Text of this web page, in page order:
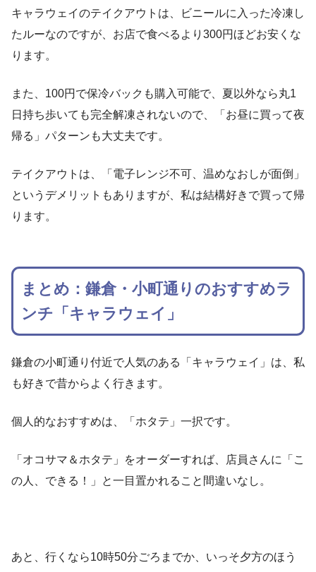
キャラウェイのテイクアウトは、ビニールに入った冷凍し
たルーなのですが、お店で食べるより300円ほどお安くな
ります。
また、100円で保冷バックも購入可能で、夏以外なら丸1
日持ち歩いても完全解凍されないので、「お昼に買って夜
帰る」パターンも大丈夫です。
テイクアウトは、「電子レンジ不可、温めなおしが面倒」
というデメリットもありますが、私は結構好きで買って帰
ります。
まとめ：鎌倉・小町通りのおすすめラ
ンチ「キャラウェイ」
鎌倉の小町通り付近で人気のある「キャラウェイ」は、私
も好きで昔からよく行きます。
個人的なおすすめは、「ホタテ」一択です。
「オコサマ＆ホタテ」をオーダーすれば、店員さんに「こ
の人、できる！」と一目置かれること間違いなし。
あと、行くなら10時50分ごろまでか、いっそ夕方のほう